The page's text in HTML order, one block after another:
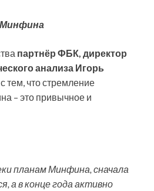
партнёр ФБК, директор
анализа Игорь
тем, что стремление
– это привычное и
планам Минфина, сначала
а в конце года активно